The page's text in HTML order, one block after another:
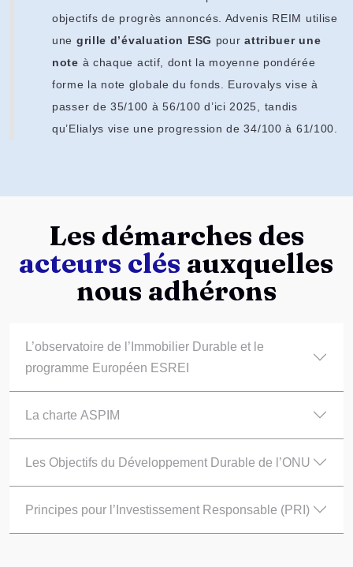
objectifs de progrès annoncés. Advenis REIM utilise
une grille d’évaluation ESG pourattribuer une
note à chaque actif, dont la moyenne pondérée
forme la note globale du fonds. Eurovalys vise à
passer de 35/100 à 56/100 d’ici 2025, tandis
qu’Elialys vise une progression de 34/100 à 61/100.
Les démarches des
acteurs clés auxquelles
nous adhérons
L’observatoire de l’Immobilier Durable et le
programme Européen ESREI
La charte ASPIM
Les Objectifs du Développement Durable de l’ONU
Principes pour l’Investissement Responsable (PRI)